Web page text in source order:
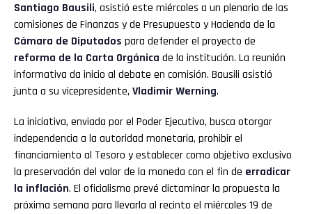
Santiago Bausili, asistió este miércoles a un plenario de las
comisiones de Finanzas y de Presupuesto y Hacienda de la
Cámara de Diputados para defender el proyecto de
reforma de la Carta Orgánica de la institución. La reunión
informativa da inicio al debate en comisión. Bausili asistió
junta a su vicepresidente, Vladimir Werning.
La iniciativa, enviada por el Poder Ejecutivo, busca otorgar
independencia a la autoridad monetaria, prohibir el
financiamiento al Tesoro y establecer como objetivo exclusivo
la preservación del valor de la moneda con el fin de erradicar
la inflación. El oficialismo prevé dictaminar la propuesta la
próxima semana para llevarla al recinto el miércoles 19 de